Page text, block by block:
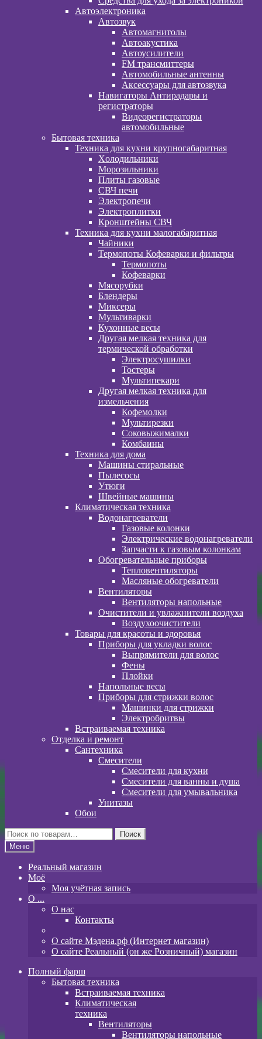
Автоэлектроника
Автозвук
Автомагнитолы
Автоакустика
Автоусилители
FM трансмиттеры
Автомобильные антенны
Аксессуары для автозвука
Навигаторы Антирадары и
регистраторы
Видеорегистраторы
автомобильные
Бытовая техника
Техника для кухни крупногабаритная
Xолодильники
Морозильники
Плиты газовые
СВЧ печи
Электропечи
Электроплитки
Кронштейны СВЧ
Техника для кухни малогабаритная
Чайники
Термопоты Кофеварки и фильтры
Термопоты
Кофеварки
Мясорубки
Блендеры
Миксеры
Мультиварки
Кухонные весы
Другая мелкая техника для
термической обработки
Электросушилки
Тостеры
Мультипекари
Другая мелкая техника для
измельчения
Кофемолки
Мультирезки
Соковыжималки
Комбаины
Техника для дома
Машины стиральные
Пылесосы
Утюги
Швейные машины
Климатическая техника
Водонагреватели
Газовые колонки
Электрические водонагреватели
Запчасти к газовым колонкам
Обогревательные приборы
Тепловентиляторы
Масляные обогреватели
Вентиляторы
Вентиляторы напольные
Очистители и увлажнители воздуха
Воздухоочистители
Товары для красоты и здоровья
Приборы для укладки волос
Выпрямители для волос
Фены
Плойки
Напольные весы
Приборы для стрижки волос
Машинки для стрижки
Электробритвы
Встраиваемая техника
Отделка и ремонт
Сантехника
Смесители
Смесители для кухни
Смесители для ванны и душа
Смесители для умывальника
Унитазы
Обои
Искать:
Поиск
Меню
Реальный магазин
Моё
Моя учётная запись
O ...
О нас
Контакты
О сайте Мэдена.рф (Интернет магазин)
О сайте Реальный (он же Розничный) магазин
Полный фарш
Бытовая техника
Встраиваемая техника
Климатическая
техника
Вентиляторы
Вентиляторы напольные